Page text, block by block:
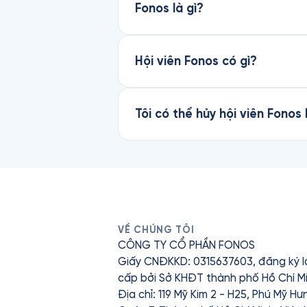
Fonos là gì?
Hội viên Fonos có gì?
Tôi có thể hủy hội viên Fonos
VỀ CHÚNG TÔI
CÔNG TY CỔ PHẦN FONOS
Giấy CNĐKKD: 0315637603, đăng
cấp bởi Sở KHĐT thành phố Hồ Chí
Địa chỉ: 119 Mỹ Kim 2 - H25, Phú Mỹ